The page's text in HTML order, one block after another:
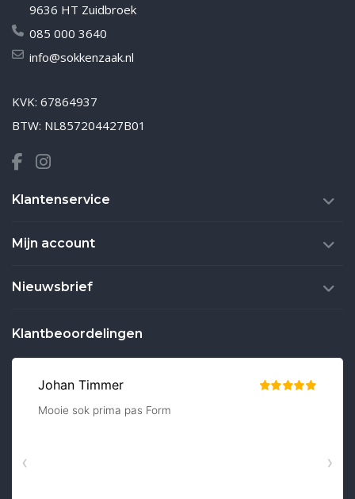
9636 HT Zuidbroek
085 000 3640
info@sokkenzaak.nl
KVK: 67864937
BTW: NL857204427B01
Klantenservice
Mijn account
Nieuwsbrief
Klantbeoordelingen